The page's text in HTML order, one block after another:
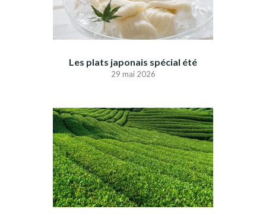
Les plats japonais spécial été
29 mai 2026